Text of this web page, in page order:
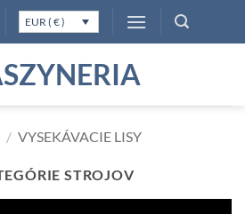
EUR ( € )
/ VYSEKÁVACIE LISY
STROJOV